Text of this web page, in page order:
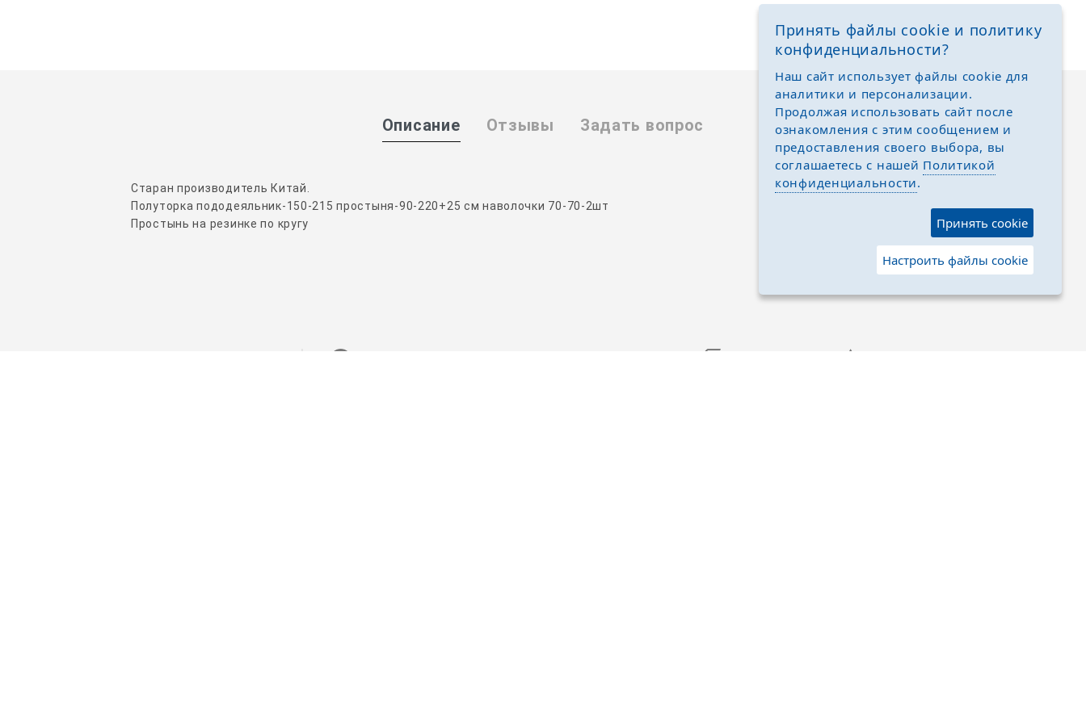
Описание Отзывы Задать вопрос
Старан производитель Китай.
Полуторка пододеяльник-150-215 простыня-90-220+25 см наволочки 70-70-2шт
Простынь на резинке по кругу
Принять файлы cookie и политику
конфиденциальности?
Наш сайт использует файлы cookie для
аналитики и персонализации.
Продолжая использовать сайт после
ознакомления с этим сообщением и
предоставления своего выбора, вы
соглашаетесь с нашей Политикой
конфиденциальности.
Принять cookie
Настроить файлы cookie